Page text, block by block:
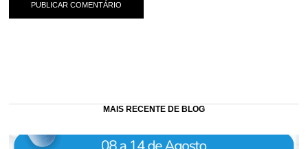
MAIS RECENTE DE BLOG